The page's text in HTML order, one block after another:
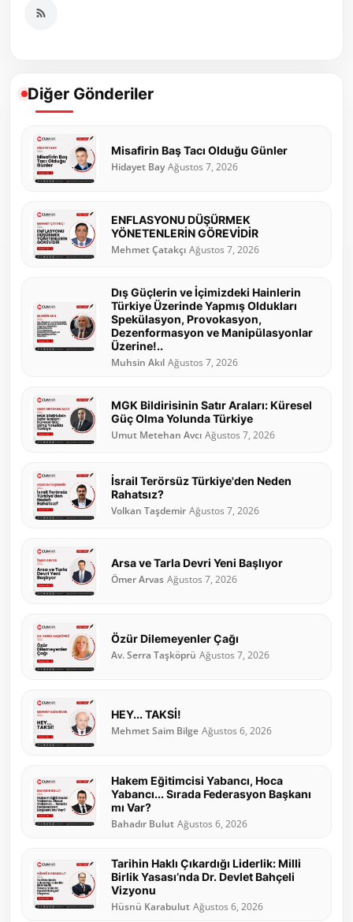
Diğer Gönderiler
Misafirin Baş Tacı Olduğu Günler
Hidayet Bay Ağustos 7, 2026
ENFLASYONU DÜŞÜRMEK
YÖNETENLERİN GÖREVİDİR
Mehmet Çatakçı Ağustos 7, 2026
Dış Güçlerin ve İçimizdeki Hainlerin
Türkiye Üzerinde Yapmış Oldukları
Spekülasyon, Provokasyon,
Dezenformasyon ve Manipülasyonlar
Üzerine!..
Muhsin Akıl Ağustos 7, 2026
MGK Bildirisinin Satır Araları: Küresel
Güç Olma Yolunda Türkiye
Umut Metehan Avcı Ağustos 7, 2026
İsrail Terörsüz Türkiye'den Neden
Rahatsız?
Volkan Taşdemir Ağustos 7, 2026
Arsa ve Tarla Devri Yeni Başlıyor
Ömer Arvas Ağustos 7, 2026
Özür Dilemeyenler Çağı
Av. Serra Taşköprü Ağustos 7, 2026
HEY... TAKSİ!
Mehmet Saim Bilge Ağustos 6, 2026
Hakem Eğitimcisi Yabancı, Hoca
Yabancı... Sırada Federasyon Başkanı
mı Var?
Bahadır Bulut Ağustos 6, 2026
Tarihin Haklı Çıkardığı Liderlik: Milli
Birlik Yasası’nda Dr. Devlet Bahçeli
Vizyonu
Hüsnü Karabulut Ağustos 6, 2026